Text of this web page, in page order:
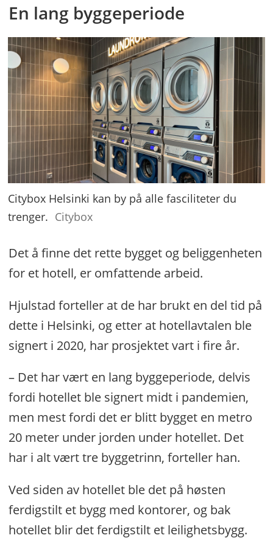
En lang byggeperiode
Citybox Helsinki kan by på alle fasciliteter du
trenger. Citybox
Det å finne det rette bygget og beliggenheten
for et hotell, er omfattende arbeid.
Hjulstad forteller at de har brukt en del tid på
dette i Helsinki, og etter at hotellavtalen ble
signert i 2020, har prosjektet vart i fire år.
– Det har vært en lang byggeperiode, delvis
fordi hotellet ble signert midt i pandemien,
men mest fordi det er blitt bygget en metro
20 meter under jorden under hotellet. Det
har i alt vært tre byggetrinn, forteller han.
Ved siden av hotellet ble det på høsten
ferdigstilt et bygg med kontorer, og bak
hotellet blir det ferdigstilt et leilighetsbygg.